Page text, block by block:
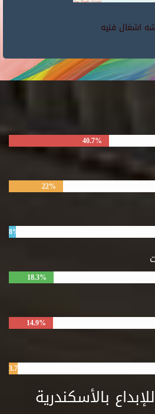
اشغال فنيه
40.7%
22%
8%
18.3%
14.9%
3.7%
بالأسكندرية